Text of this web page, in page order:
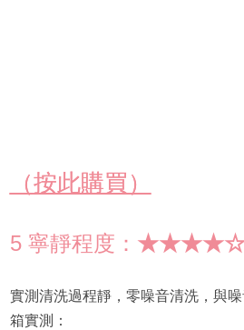
（按此購買）
5 寧靜程度：
實測清洗過程靜，零噪音清洗，與
箱實測：